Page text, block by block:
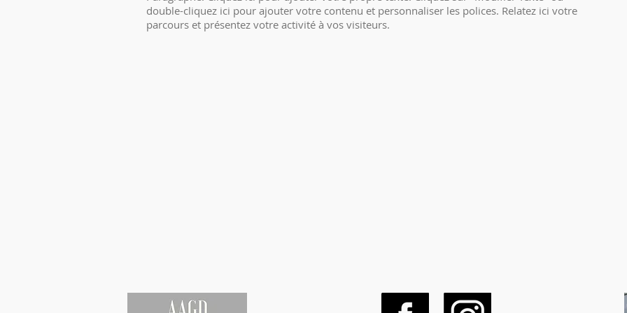
double-cliquez ici pour ajouter votre contenu et personnaliser les polices. Relatez ici votre
parcours et présentez votre activité à vos visiteurs.